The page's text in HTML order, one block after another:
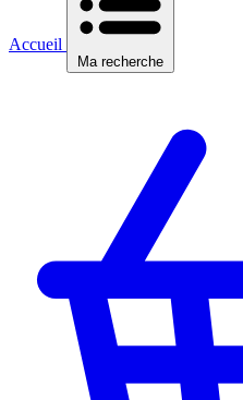
Accueil
Ma recherche